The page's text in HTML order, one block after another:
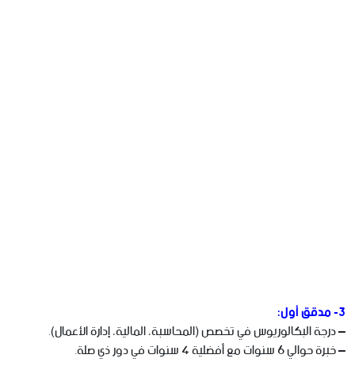
3- مدقق أول:
– درجة البكالوريوس في تخصص (المحاسبة، المالية، إدارة الأعمال).
– خبرة حوالي 6 سنوات مع أفضلية 4 سنوات في دور ذي صلة.